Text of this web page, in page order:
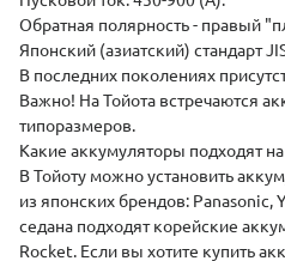
Обратная полярность - правый
Японский (азиатский) стандарт
В последних поколениях
Важно! На Тойота встречаются
типоразмеров.
Какие аккумуляторы подходят
В Тойоту можно установить
из японских брендов: Panasonic,
седана подходят корейские
Rocket. Если вы хотите купить